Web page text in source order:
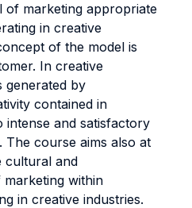
of marketing appropriate
in creative
of the model is
In creative
generated by
contained in
intense and satisfactory
The course aims also at
cultural and
within
in creative industries.